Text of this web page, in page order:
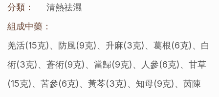
分類：
清熱祛濕
組成中藥：
羌活(15克)、防風(9克)、升麻(3克)、葛根(6克)、白
術(3克)、蒼術(9克)、當歸(9克)、人參(6克)、甘草
(15克)、苦參(6克)、黃芩(3克)、知母(9克)、茵陳